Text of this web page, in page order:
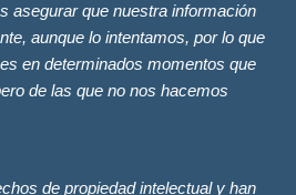
asegurar que nuestra información
aunque lo intentamos, por lo que
en determinados momentos que
de las que no nos hacemos
de propiedad intelectual y han